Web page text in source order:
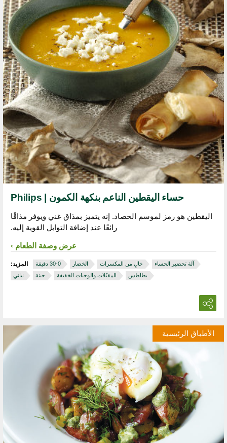
حساء اليقطين الناعم بنكهة الكمون | Philips
اليقطين هو رمز لموسم الحصاد. إنه يتميز بمذاق غني ويوفر مذاقًا
رائعًا عند إضافة التوابل القوية إليه.
عرض وصفة الطعام
المزيد: الخضار خالٍ من المكسرات
آلة تحضير الحساء
نباتي
جبنة المقبّلات والوجبات الخفيفة بطاطس
الأطباق الرئيسية